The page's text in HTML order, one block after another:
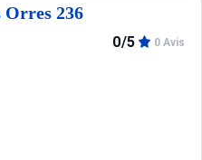
Orres 236
0/5 0 Avis